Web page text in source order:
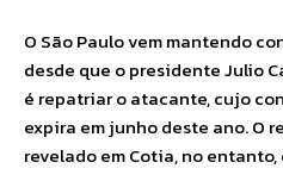
O São Paulo vem mantendo
desde que o presidente Julio
é repatriar o atacante, cujo
expira em junho deste ano. O
revelado em Cotia, no